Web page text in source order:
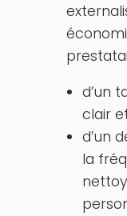
d’un
clair
d’un
la